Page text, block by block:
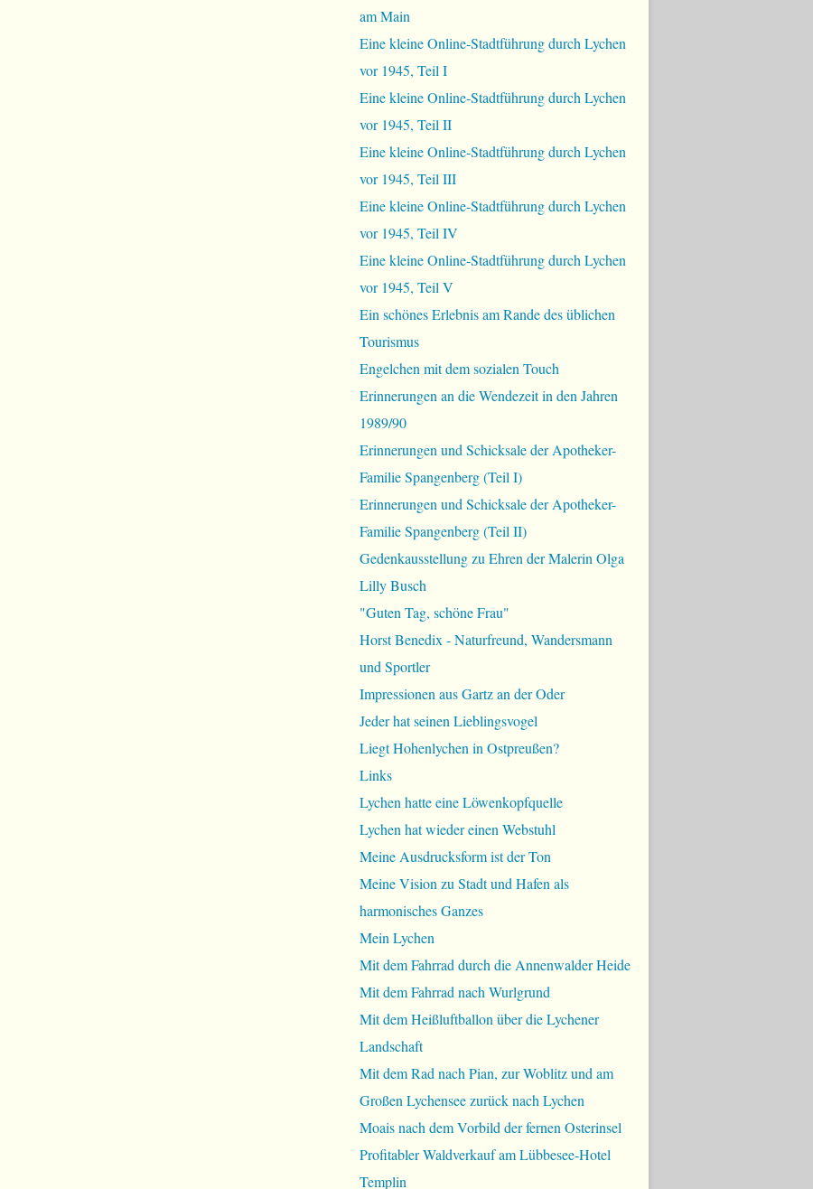
am Main
Eine kleine Online-Stadtführung durch Lychen
vor 1945, Teil I
Eine kleine Online-Stadtführung durch Lychen
vor 1945, Teil II
Eine kleine Online-Stadtführung durch Lychen
vor 1945, Teil III
Eine kleine Online-Stadtführung durch Lychen
vor 1945, Teil IV
Eine kleine Online-Stadtführung durch Lychen
vor 1945, Teil V
Ein schönes Erlebnis am Rande des üblichen
Tourismus
Engelchen mit dem sozialen Touch
Erinnerungen an die Wendezeit in den Jahren
1989/90
Erinnerungen und Schicksale der Apotheker-
Familie Spangenberg (Teil I)
Erinnerungen und Schicksale der Apotheker-
Familie Spangenberg (Teil II)
Gedenkausstellung zu Ehren der Malerin Olga
Lilly Busch
"Guten Tag, schöne Frau"
Horst Benedix - Naturfreund, Wandersmann
und Sportler
Impressionen aus Gartz an der Oder
Jeder hat seinen Lieblingsvogel
Liegt Hohenlychen in Ostpreußen?
Links
Lychen hatte eine Löwenkopfquelle
Lychen hat wieder einen Webstuhl
Meine Ausdrucksform ist der Ton
Meine Vision zu Stadt und Hafen als
harmonisches Ganzes
Mein Lychen
Mit dem Fahrrad durch die Annenwalder Heide
Mit dem Fahrrad nach Wurlgrund
Mit dem Heißluftballon über die Lychener
Landschaft
Mit dem Rad nach Pian, zur Woblitz und am
Großen Lychensee zurück nach Lychen
Moais nach dem Vorbild der fernen Osterinsel
Profitabler Waldverkauf am Lübbesee-Hotel
Templin